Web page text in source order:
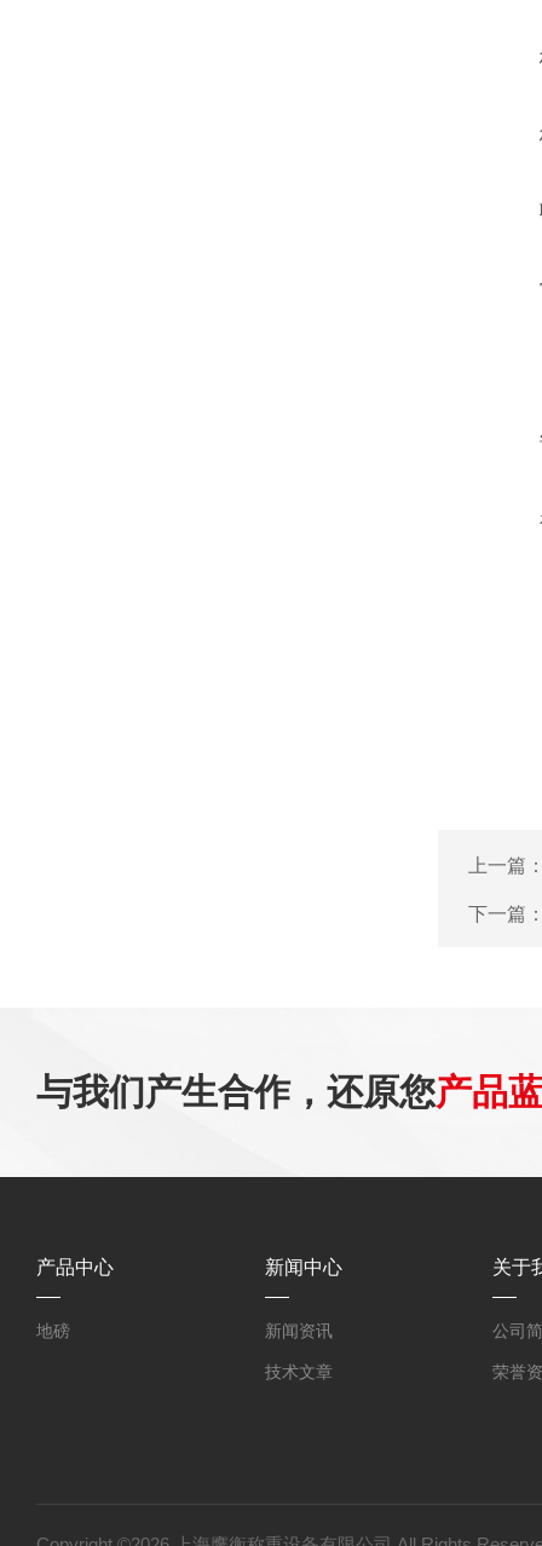
上一篇
下一篇
与我们产生合作，还原您产品
产品中心
地磅
新闻中心
新闻资讯
技术文章
关于
公司
荣誉